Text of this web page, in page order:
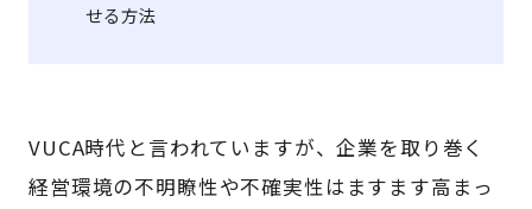
せる方法
VUCA時代と言われていますが、企業を取り巻く
経営環境の不明瞭性や不確実性はますます高まっ